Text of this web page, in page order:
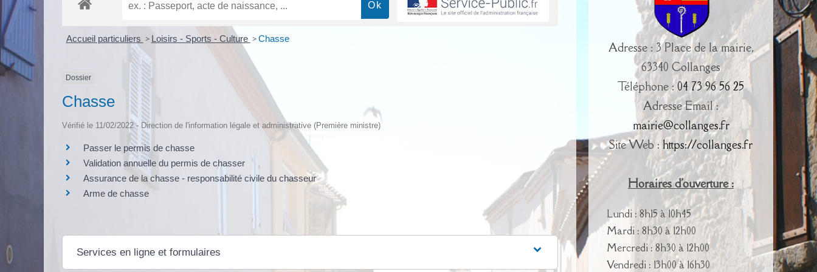
Accueil particuliers > Loisirs - Sports - Culture > Chasse
Dossier
Chasse
Vérifié le 11/02/2022 - Direction de l'information légale et administrative (Première ministre)
Passer le permis de chasse
Validation annuelle du permis de chasser
Assurance de la chasse - responsabilité civile du chasseur
Arme de chasse
Services en ligne et formulaires
Adresse : 3 Place de la mairie,
63340 Collanges
Téléphone :04 73 96 56 25
Adresse Email :
mairie@collanges.fr
Site Web : https://collanges.fr
Horaires d'ouverture :
Lundi : 8h15 à 10h45
Mardi : 8h30 à 12h00
Mercredi : 8h30 à 12h00
Vendredi : 13h00 à 16h30